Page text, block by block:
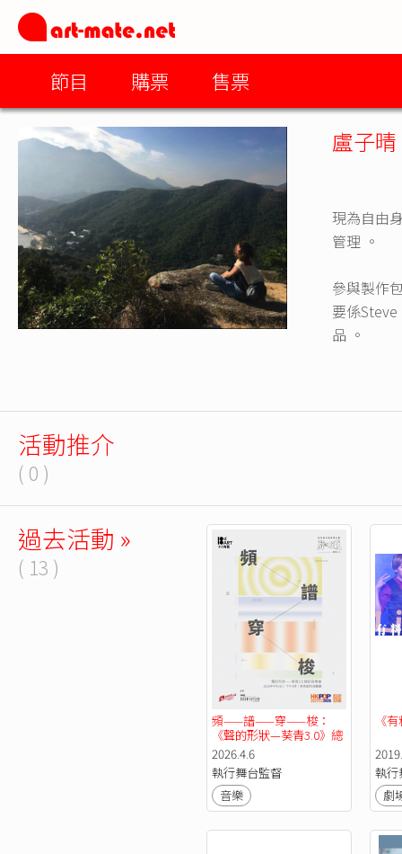
節目 購票 售票
盧子晴
現為自由
管理 。
參與製作
要係
品 。
活動推介
( 0 )
過去活動 »
( 13 )
頻——譜——穿——梭：
《聲的形狀—葵青3.0》總
結音樂會
2026.4.6
執行舞台監督
音樂
《
執行
劇